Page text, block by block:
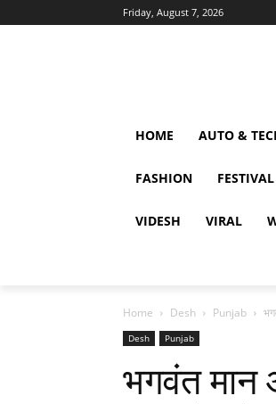
Friday, August 7, 2026
HOME AUTO &
FASHION FESTIVAL
VIDESH VIRAL
Home Desh Punjab
Desh Punjab
भगवंत मान